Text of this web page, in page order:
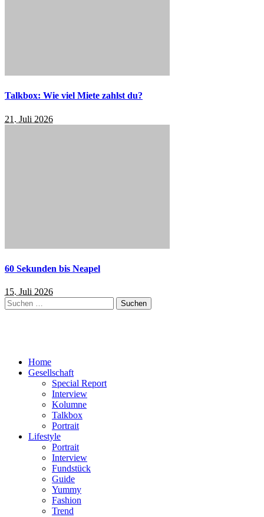
Talkbox: Wie viel Miete zahlst du?
21. Juli 2026
60 Sekunden bis Neapel
15. Juli 2026
Suchen
nach:
Home
Gesellschaft
Special Report
Interview
Kolumne
Talkbox
Portrait
Lifestyle
Portrait
Interview
Fundstück
Guide
Yummy
Fashion
Trend